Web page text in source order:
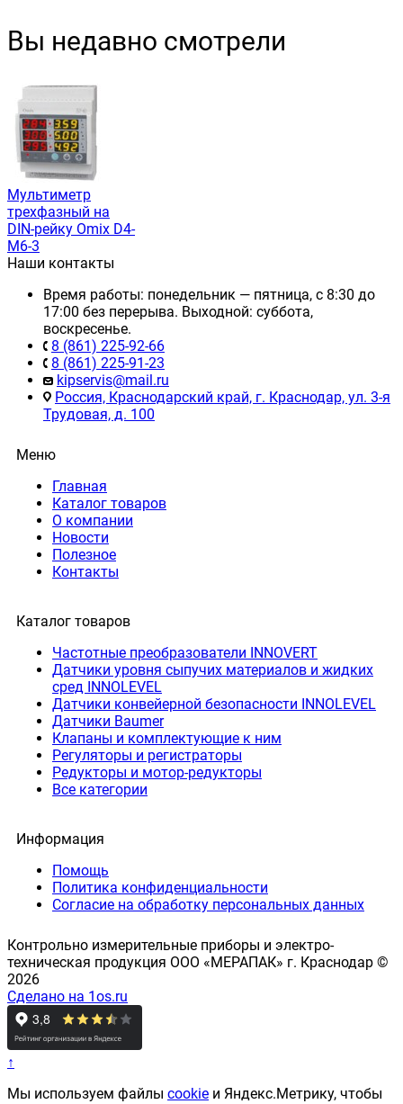
Вы недавно смотрели
Мультиметр
трехфазный на
DIN-рейку Omix D4-
M6-3
Наши контакты
Время работы: понедельник — пятница, с 8:30 до
17:00 без перерыва. Выходной: суббота,
воскресенье.
8 (861) 225-92-66
8 (861) 225-91-23
kipservis@mail.ru
Россия, Краснодарский край, г. Краснодар, ул. 3-я
Трудовая, д. 100
Меню
Главная
Каталог товаров
О компании
Новости
Полезное
Контакты
Каталог товаров
Частотные преобразователи INNOVERT
Датчики уровня сыпучих материалов и жидких
сред INNOLEVEL
Датчики конвейерной безопасности INNOLEVEL
Датчики Baumer
Клапаны и комплектующие к ним
Регуляторы и регистраторы
Редукторы и мотор-редукторы
Все категории
Информация
Помощь
Политика конфиденциальности
Согласие на обработку персональных данных
Контрольно измерительные приборы и электро-
техническая продукция ООО «МЕРАПАК» г. Краснодар ©
2026
Сделано на 1os.ru
↑
Мы используем файлы cookie и Яндекс.Метрику, чтобы